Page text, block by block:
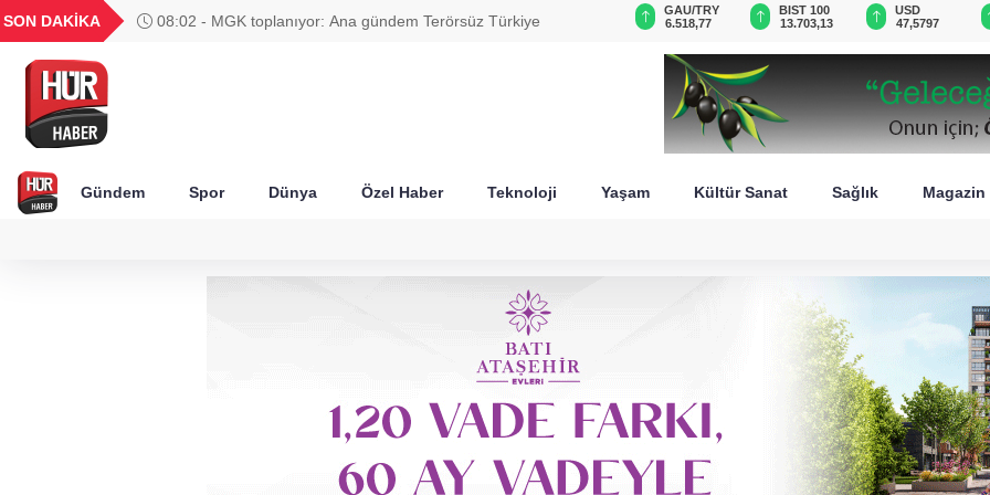
SON DAKİKA 08:02 - MGK toplanıyor: Ana gündem Terörsüz Türkiye
UYU
1,1853
18,1949
16,2443
28,0626
GAU/TRY
6.518,77
BIST 100
13.703,13
USD
47,5797
Gündem Spor Dünya Özel Haber Teknoloji Yaşam Kültür Sanat Sağlık Magazin